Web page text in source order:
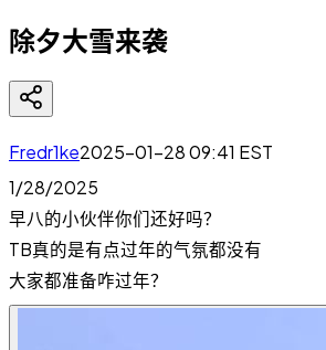
除夕大雪来袭
Fredr1ke2025-01-28 09:41 EST
1/28/2025
早八的小伙伴你们还好吗？
TB真的是有点过年的气氛都没有
大家都准备咋过年？